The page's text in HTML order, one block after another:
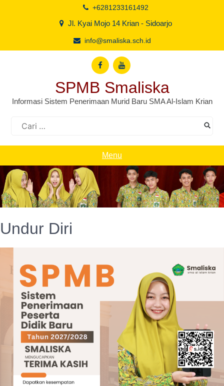
+6281233161492
Jl. Kyai Mojo 14 Krian - Sidoarjo
info@smaliska.sch.id
SPMB Smaliska
Informasi Sistem Penerimaan Murid Baru SMA Al-Islam Krian
Menu
Undur Diri